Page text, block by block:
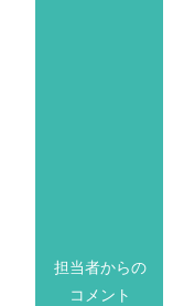
担当者からの
コメント